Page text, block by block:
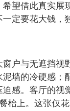
望借此真实展
一定要花大钱，
户与无遮挡视
墙的冷硬感；
感。客厅的视
枱上。这张仅